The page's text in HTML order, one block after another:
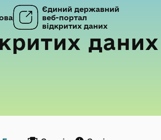
Єдиний державний
веб-портал
відкритих даних
даних